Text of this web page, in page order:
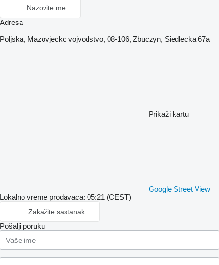
Nazovite me
Adresa
Poljska, Mazovjecko vojvodstvo, 08-106, Zbuczyn, Siedlecka 67a
Prikaži kartu
Google Street View
Lokalno vreme prodavaca: 05:21 (CEST)
Zakažite sastanak
Pošalji poruku